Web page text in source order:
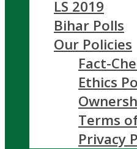
LS 2019
Bihar Polls
Our Policies
Fact-
Ethics
Terms
Privacy